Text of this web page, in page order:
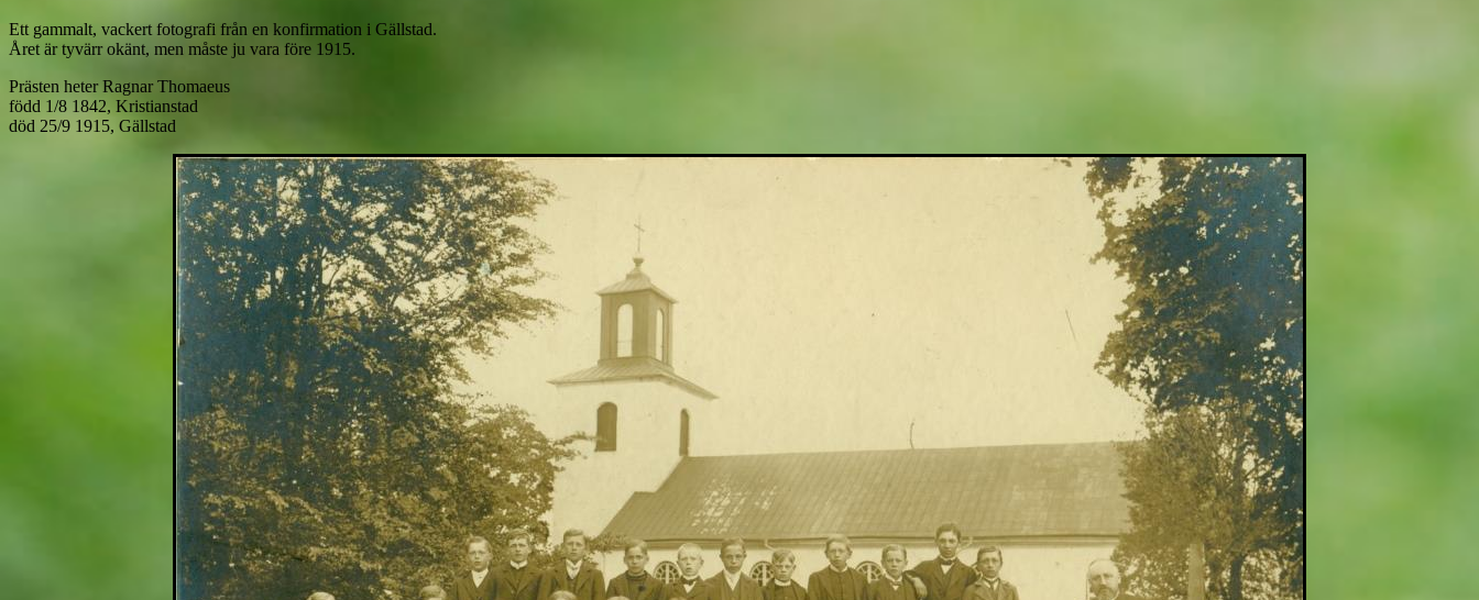
Ett gammalt, vackert fotografi från en konfirmation i Gällstad.
Året är tyvärr okänt, men måste ju vara före 1915.
Prästen heter Ragnar Thomaeus
född 1/8 1842, Kristianstad
död 25/9 1915, Gällstad